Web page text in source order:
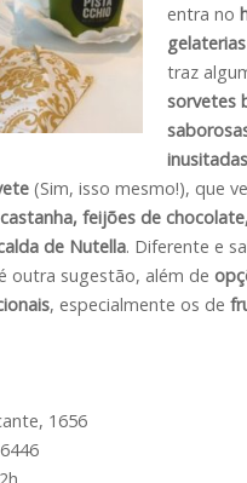
entra no
traz
sorvetes
inusitadas
(Sim, isso mesmo!), que
feijões de chocolate,
de Nutella. Diferente e
é outra sugestão, além de
, especialmente os de
1656